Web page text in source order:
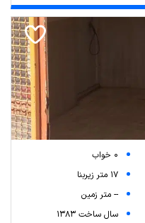
0 خواب
17 متر زیربنا
-- متر زمین
سال ساخت 1383